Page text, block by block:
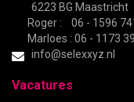
6223 BG Maastricht
Roger : 06 - 1596
Marloes : 06 - 1173
info@selexxyz.nl
Vacatures